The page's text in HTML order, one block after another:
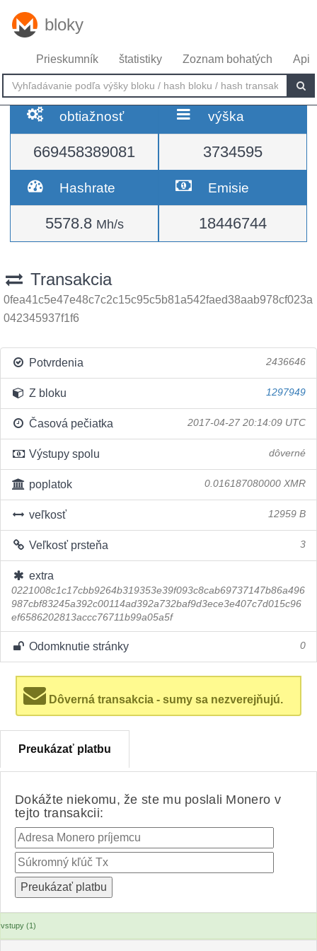
bloky
Prieskumník štatistiky Zoznam bohatých Api
obtiažnosť
669458389081
výška
3734595
Hashrate
5578.8 Mh/s
Emisie
18446744
Transakcia
0fea41c5e47e48c7c2c15c95c5b81a542faed38aab978cf023a
042345937f1f6
Potvrdenia 2436646
Z bloku 1297949
Časová pečiatka 2017-04-27 20:14:09 UTC
Výstupy spolu dôverné
poplatok 0.016187080000 XMR
veľkosť 12959 B
Veľkosť prsteňa 3
extra
0221008c1c17cbb9264b319353e39f093c8cab69737147b86a496
987cbf83245a392c00114ad392a732baf9d3ece3e407c7d015c96
ef6586202813accc76711b99a05a5f
Odomknutie stránky 0
Dôverná transakcia - sumy sa nezverejňujú.
Preukázať platbu
Dokážte niekomu, že ste mu poslali Monero v
tejto transakcii:
vstupy (1)